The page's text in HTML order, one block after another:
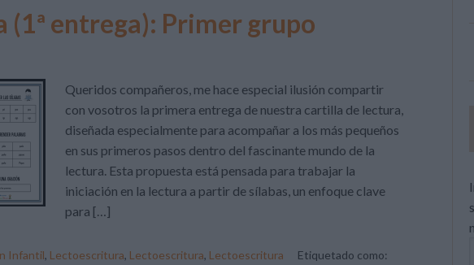
entrega): Primer grupo
Queridos compañeros, me hace especial ilusión compartir
con vosotros la primera entrega de nuestra cartilla de lectura,
diseñada especialmente para acompañar a los más pequeños
en sus primeros pasos dentro del fascinante mundo de la
lectura. Esta propuesta está pensada para trabajar la
iniciación en la lectura a partir de sílabas, un enfoque clave
para […]
Infantil, Lectoescritura, Lectoescritura, Lectoescritura
Etiquetado como: